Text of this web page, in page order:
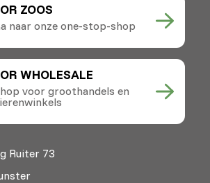
ZOOS
naar onze one-stop-shop
WHOLESALE
voor groothandels en
Ruiter 73